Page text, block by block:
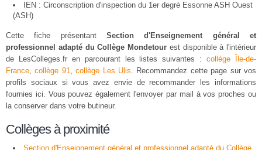
IEN : Circonscription d'inspection du 1er degré Essonne ASH Ouest
(ASH)
Cette fiche présentant Section d'Enseignement général et
professionnel adapté du Collège Mondetour est disponible à l'intérieur
de LesColleges.fr en parcourant les listes suivantes :collège Île-de-
France,collège 91,collège Les Ulis. Recommandez cette page sur vos
profils sociaux si vous avez envie de recommander les informations
fournies ici. Vous pouvez également l'envoyer par mail à vos proches ou
la conserver dans votre butineur.
Collèges à proximité
Section d'Enseignement général et professionnel adapté du Collège